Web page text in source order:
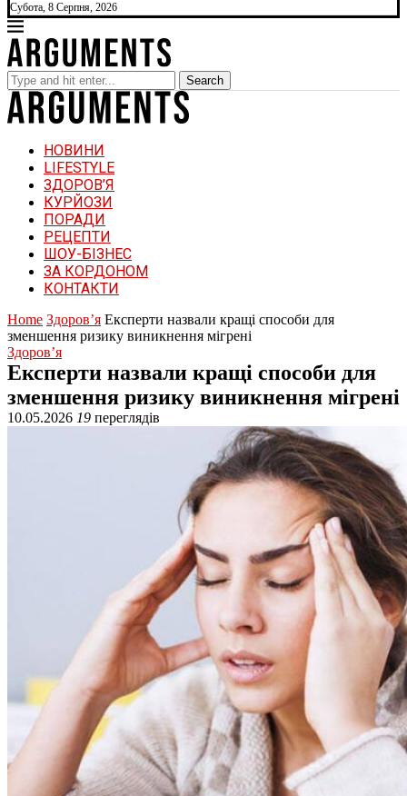
Субота, 8 Серпня, 2026
Search
НОВИНИ
LIFESTYLE
ЗДОРОВ’Я
КУРЙОЗИ
ПОРАДИ
РЕЦЕПТИ
ШОУ-БІЗНЕС
ЗА КОРДОНОМ
КОНТАКТИ
Home Здоров’я Експерти назвали кращі способи для
зменшення ризику виникнення мігрені
Здоров’я
Експерти назвали кращі способи для
зменшення ризику виникнення мігрені
10.05.2026 19 переглядів